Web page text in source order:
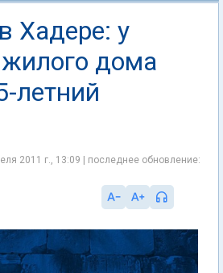
Хадере: у
дома
летний
2011 г., 13:09 | последнее обновление: